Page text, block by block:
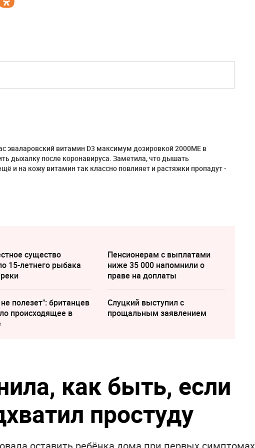
эваларовский витамин D3 максимум дозировкой 2000МЕ в
дыхалку после коронавируса. Заметила, что дышать
и на кожу витамин так классно повлияет и растяжки пропадут -
существо
15-летнего рыбака
Пенсионерам с выплатами
ниже 35 000 напомнили о
праве на доплаты
полезет": британцев
происходящее в
Слуцкий выступил с
прощальным заявлением
как быть, если
простуду